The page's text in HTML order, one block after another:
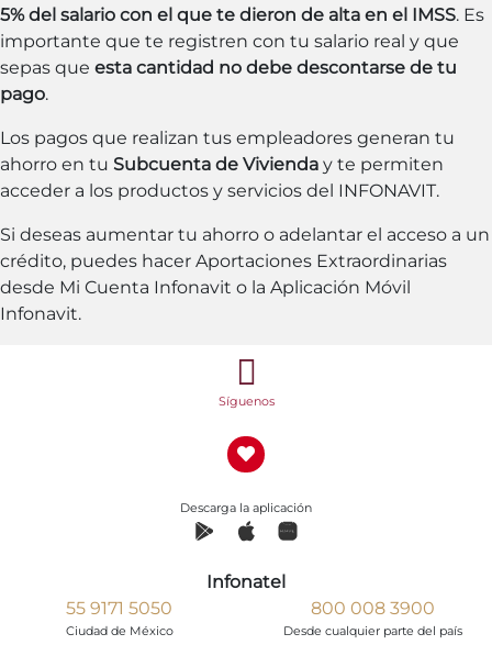
5% del salario con el que te dieron de alta en el IMSS. Es
importante que te registren con tu salario real y que
sepas que esta cantidad no debe descontarse de tu
pago.
Los pagos que realizan tus empleadores generan tu
ahorro en tu Subcuenta de Vivienda y te permiten
acceder a los productos y servicios del INFONAVIT.
Si deseas aumentar tu ahorro o adelantar el acceso a un
crédito, puedes hacer Aportaciones Extraordinarias
desde Mi Cuenta Infonavit o la Aplicación Móvil
Infonavit.
Síguenos
Descarga la aplicación
Infonatel
55 9171 5050
Ciudad de México
800 008 3900
Desde cualquier parte del país